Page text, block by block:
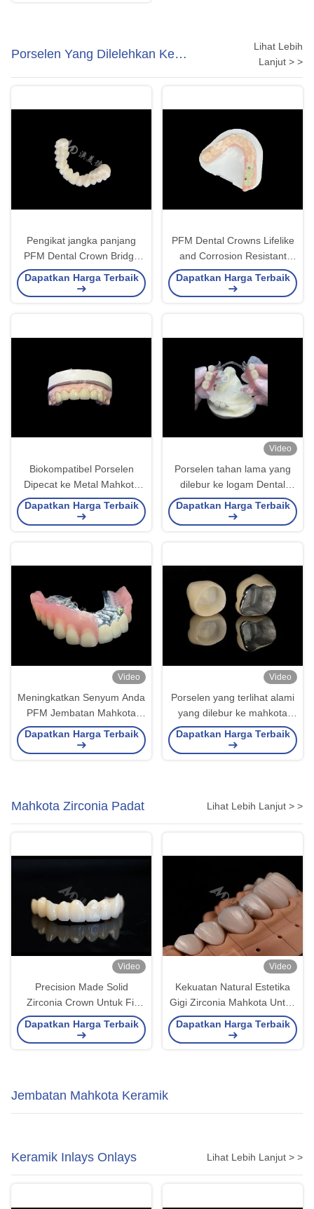
Porselen Yang Dilelehkan Ke
Lihat Lebih
Lanjut > >
Pengikat jangka panjang
PFM Dental Crown Bridge
Dengan Biokompatibilitas
yang sangat baik Pengikat
Dapatkan Harga Terbaik
PFM Dental Crowns Lifelike
and Corrosion Resistant
untuk Kesehatan Oral yang
Optimal
Dapatkan Harga Terbaik
Biokompatibel Porselen
Dipecat ke Metal Mahkota
Daya tahan Tinggi Untuk
Restorasi Ditingkatkan
Dapatkan Harga Terbaik
Video
Porselen tahan lama yang
dilebur ke logam Dental
Crown PFM Crown Untuk
Restorasi
Dapatkan Harga Terbaik
Video
Meningkatkan Senyum Anda
PFM Jembatan Mahkota
terlihat alami dan gigi palsu
yang bisa dilepas
Dapatkan Harga Terbaik
Video
Porselen yang terlihat alami
yang dilebur ke mahkota
logam untuk mengembalikan
gigi yang rusak
Dapatkan Harga Terbaik
Mahkota Zirconia Padat Lihat Lebih Lanjut > >
Video
Precision Made Solid
Zirconia Crown Untuk Fit
Gigi yang Sempurna Dan
Kenyamanan
Dapatkan Harga Terbaik
Video
Kekuatan Natural Estetika
Gigi Zirconia Mahkota Untuk
Tepat Fit Chip Resistance
Dapatkan Harga Terbaik
Jembatan Mahkota Keramik
Keramik Inlays Onlays Lihat Lebih Lanjut > >